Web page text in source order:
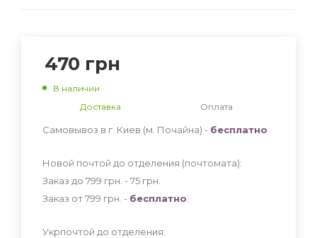
470 грн
В наличии
Доставка
Оплата
Самовывоз в г. Киев (м. Почайна) - бесплатно
Новой почтой до отделения (почтомата):
Заказ до 799 грн. - 75 грн
Заказ от 799 грн. - бесплатно
Укрпочтой до отделения: